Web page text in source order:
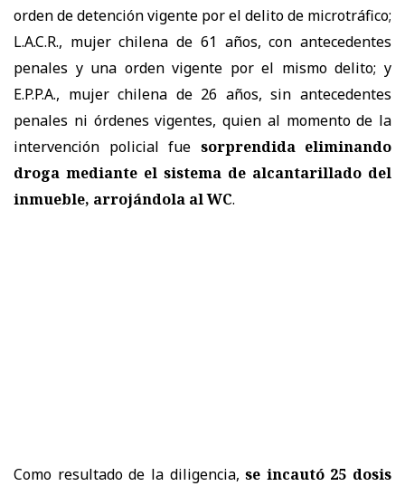
orden de detención vigente por el delito de microtráfico;
L.A.C.R., mujer chilena de 61 años, con antecedentes
penales y una orden vigente por el mismo delito; y
E.P.P.A., mujer chilena de 26 años, sin antecedentes
penales ni órdenes vigentes, quien al momento de la
intervención policial fue sorprendida eliminando
droga mediante el sistema de alcantarillado del
inmueble, arrojándola al WC.
Como resultado de la diligencia,se incautó 25 dosis